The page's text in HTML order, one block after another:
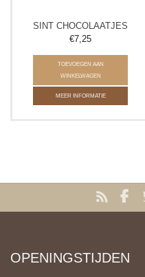
SINT CHOCOLAATJES
€7,25
TOEVOEGEN AAN
WINKELWAGEN
MEER INFORMATIE
OPENINGSTIJDEN